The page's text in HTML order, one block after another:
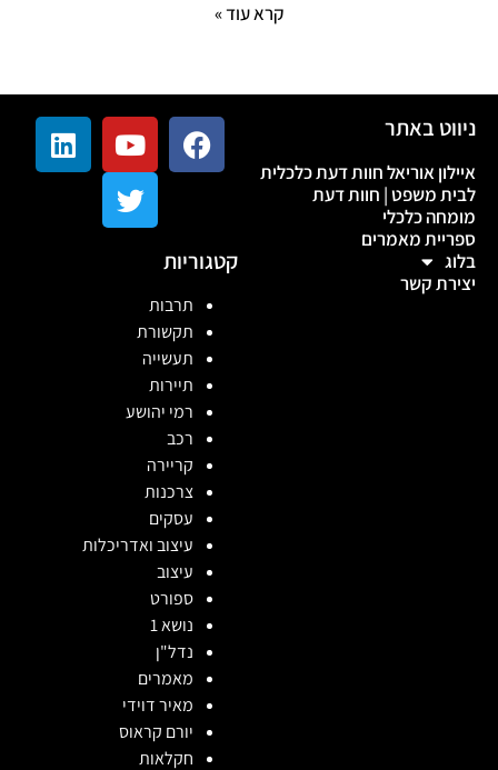
קרא עוד »
ניווט באתר
איילון אוריאל חוות דעת כלכלית
לבית משפט | חוות דעת
מומחה כלכלי
ספריית מאמרים
בלוג
יצירת קשר
קטגוריות
תרבות
תקשורת
תעשייה
תיירות
רמי יהושע
רכב
קריירה
צרכנות
עסקים
עיצוב ואדריכלות
עיצוב
ספורט
נושא 1
נדל"ן
מאמרים
מאיר דוידי
יורם קראוס
חקלאות